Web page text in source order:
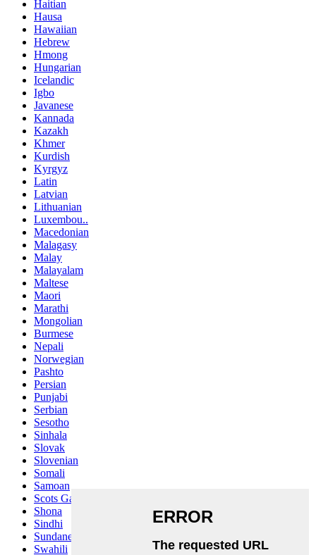
Haitian
Hausa
Hawaiian
Hebrew
Hmong
Hungarian
Icelandic
Igbo
Javanese
Kannada
Kazakh
Khmer
Kurdish
Kyrgyz
Latin
Latvian
Lithuanian
Luxembou..
Macedonian
Malagasy
Malay
Malayalam
Maltese
Maori
Marathi
Mongolian
Burmese
Nepali
Norwegian
Pashto
Persian
Punjabi
Serbian
Sesotho
Sinhala
Slovak
Slovenian
Somali
Samoan
Scots Gaelic
Shona
Sindhi
Sundanese
Swahili